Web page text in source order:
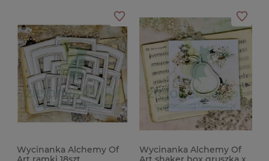
Wycinanka Alchemy Of
Wycinanka Alchemy Of